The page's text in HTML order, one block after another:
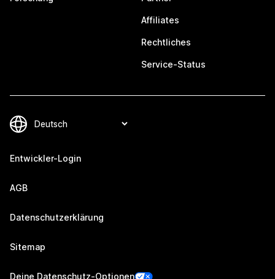
Affiliates
Rechtliches
Service-Status
Entwickler-Login
AGB
Datenschutzerklärung
Sitemap
Deine Datenschutz-Optionen